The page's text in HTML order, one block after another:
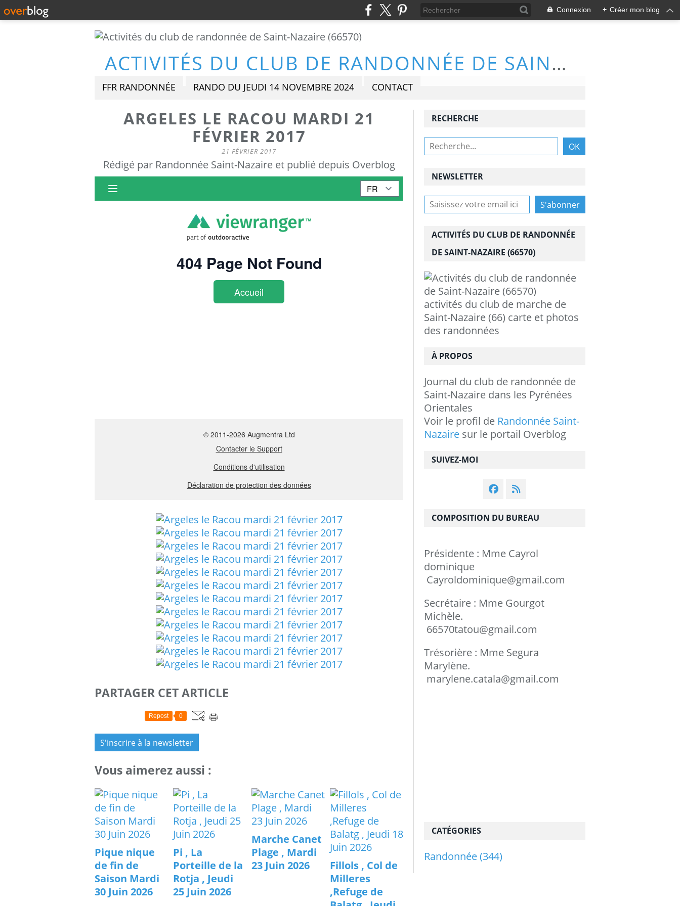
Connexion + Créer mon blog
ACTIVITÉS DU CLUB DE RANDONNÉE DE SAINT-NAZAIRE (66570)
FFR RANDONNÉE RANDO DU JEUDI 14 NOVEMBRE 2024 CONTACT
ARGELES LE RACOU MARDI 21
FÉVRIER 2017
21 FÉVRIER 2017
Rédigé par Randonnée Saint-Nazaire et publié depuis Overblog
PARTAGER CET ARTICLE
Repost 0
S'inscrire à la newsletter
Vous aimerez aussi :
Pique nique
de fin de
Saison Mardi
30 Juin 2026
Pi , La
Porteille de la
Rotja , Jeudi
25 Juin 2026
Marche Canet
Plage , Mardi
23 Juin 2026
Fillols , Col de
Milleres
,Refuge de
NEWSLETTER
SUIVEZ-MOI
RECHERCHE
ACTIVITÉS DU CLUB DE RANDONNÉE
DE SAINT-NAZAIRE (66570)
activités du club de marche de
Saint-Nazaire (66) carte et photos
des randonnées
À PROPOS
Journal du club de randonnée de
Saint-Nazaire dans les Pyrénées
Orientales
Voir le profil de Randonnée Saint-
Nazaire sur le portail Overblog
CATÉGORIES
Randonnée(344)
COMPOSITION DU BUREAU
Présidente : Mme Cayrol
dominique
Cayroldominique@gmail.com
Secrétaire : Mme Gourgot
Michèle.
66570tatou@gmail.com
Trésorière : Mme Segura
Marylène.
marylene.catala@gmail.com